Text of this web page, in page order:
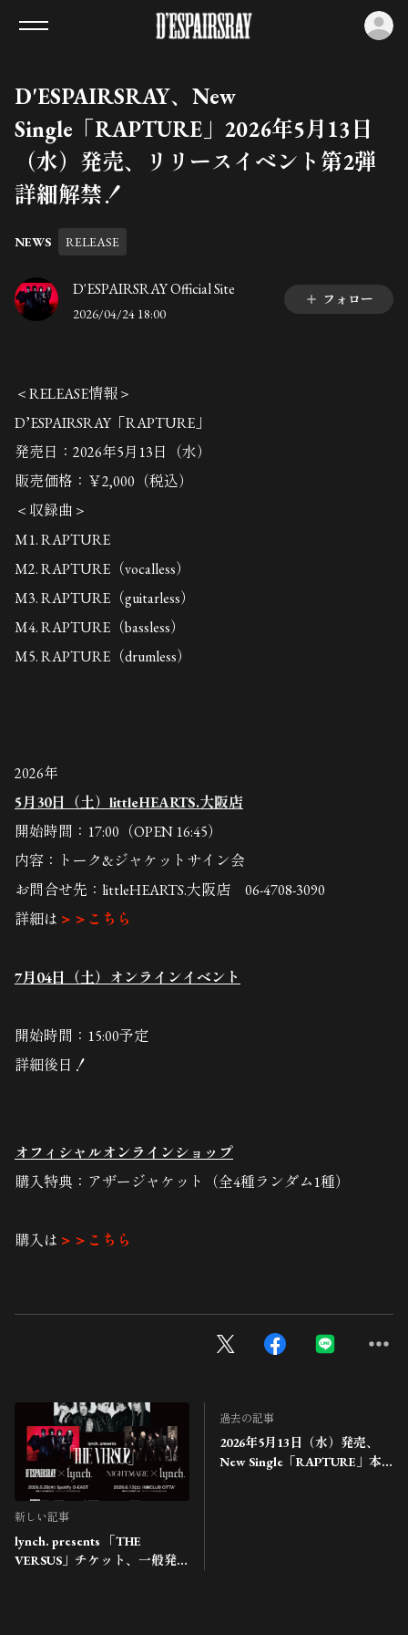
D'ESPAIRSRAY、New
Single「RAPTURE」2026年5月13日
（水）発売、リリースイベント第2弾
詳細解禁！
NEWS RELEASE
D'ESPAIRSRAY Official Site
2026/04/24 18:00
フォロー
＜RELEASE情報＞
D’ESPAIRSRAY「RAPTURE」
発売日：2026年5月13日（水）
販売価格：￥2,000（税込）
＜収録曲＞
M1. RAPTURE
M2. RAPTURE（vocalless）
M3. RAPTURE（guitarless）
M4. RAPTURE（bassless）
M5. RAPTURE（drumless）
2026年
5月30日（土） littleHEARTS.大阪店
開始時間：17:00（OPEN 16:45）
内容：トーク&ジャケットサイン会
お問合せ先： littleHEARTS.大阪店 06-4708-3090
詳細は ＞＞こちら
7月04日（土）オンラインイベント
開始時間：15:00予定
詳細後日！
オフィシャルオンラインショップ
購入特典：アザージャケット（全4種ランダム1種）
購入は ＞＞こちら
新しい記事
lynch. presents 「THE
VERSUS」チケット、一般発
過去の記事
2026年5月13日（水）発売、
New Single「RAPTURE」本